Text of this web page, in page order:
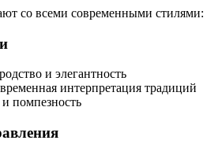
со всеми современными стилями:
и элегантность
интерпретация традиций
помпезность